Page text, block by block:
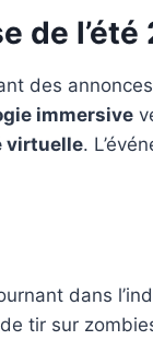
de l’été
des
immersive
virtuelle.
dans
tir sur